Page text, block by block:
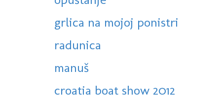
grlica na mojoj ponistri
radunica
manuš
croatia boat show 2012